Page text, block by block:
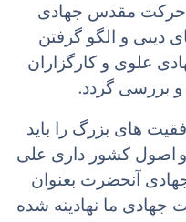
حرکت مقدس جهادی
دینی و الگو گرفتن
علوی و کارگزاران
گردد.
های بزرگ را باید
اصول کشور داری علی
آنحضرت بعنوان
جهادی ما نهادینه شده